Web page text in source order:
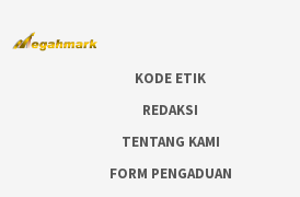
KODE ETIK
REDAKSI
TENTANG KAMI
FORM PENGADUAN